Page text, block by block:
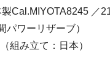
Cal.MIYOTA8245 ／
パワーリザーブ）
組み立て：日本）